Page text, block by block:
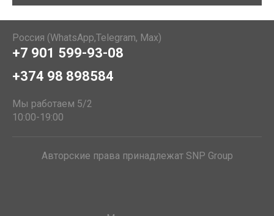
Россия (WhatsApp,Telegram, Max)
+7 901 599-93-08
+374 98 898584
Мы работаем 5/2
10:00-19:00
Авторские права принадлежат SNP Group